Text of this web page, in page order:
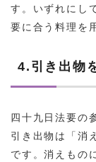
す。いずれにし
要に合う料理を
4.引き出物
四十九日法要の
引き出物は「消
です。消えもの